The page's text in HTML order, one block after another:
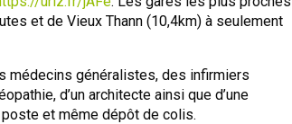
et de Vieux Thann (10,4km) à seulement
médecins généralistes, des infirmiers
d’un architecte ainsi que d’une
et même dépôt de colis.